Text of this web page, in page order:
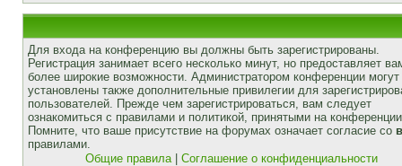
Для входа на конференцию вы должны быть зарегистрированы.
Регистрация занимает всего несколько минут, но предоставляет
более широкие возможности. Администратором конференции
установлены также дополнительные привилегии для
пользователей. Прежде чем зарегистрироваться, вам следует
ознакомиться с правилами и политикой, принятыми на
Помните, что ваше присутствие на форумах означает согласие со
правилами.
Общие правила| Соглашение о конфиденциальности